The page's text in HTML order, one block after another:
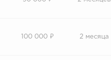
100 000 ₽ 2 месяца